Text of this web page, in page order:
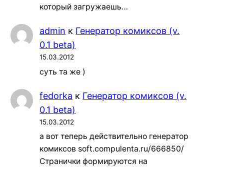
который загружаешь…
admin к Генератор комиксов (v.
0.1 beta)
15.03.2012
суть та же )
fedorka к Генератор комиксов (v.
0.1 beta)
15.03.2012
а вот теперь действительно генератор
комиксов soft.compulenta.ru/666850/
Странички формируются на